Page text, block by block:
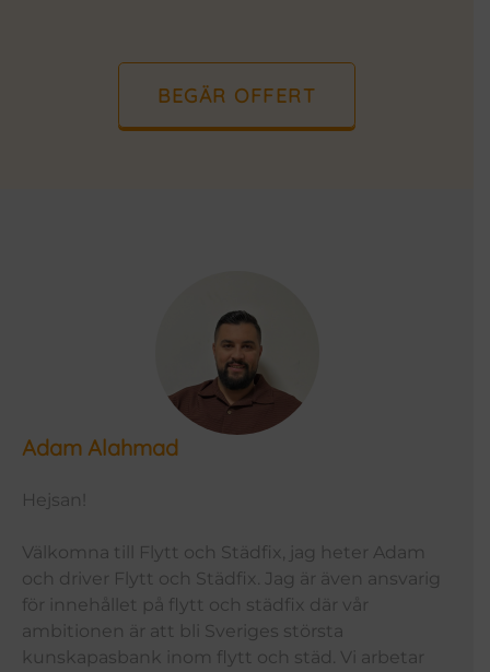
BEGÄR OFFERT
Adam Alahmad
Hejsan!
Välkomna till Flytt och Städfix, jag heter Adam
och driver Flytt och Städfix. Jag är även ansvarig
för innehållet på flytt och städfix där vår
ambitionen är att bli Sveriges största
kunskapasbank inom flytt och städ. Vi arbetar